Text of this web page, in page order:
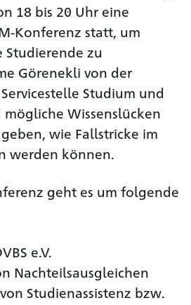
18 bis 20 Uhr eine
Konferenz statt, um
Studierende zu
Görenekli von der
Studium und
Wissenslücken
wie Fallstricke im
werden können.
geht es um folgende
e.V.
Nachteilsausgleichen
Studienassistenz bzw.